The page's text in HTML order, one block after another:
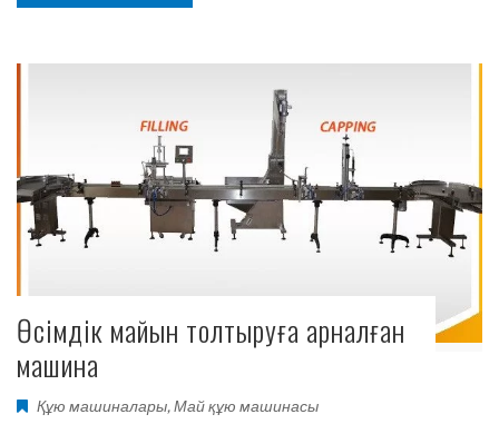
Өсімдік майын толтыруға арналған
машина
Құю машиналары,Май құю машинасы